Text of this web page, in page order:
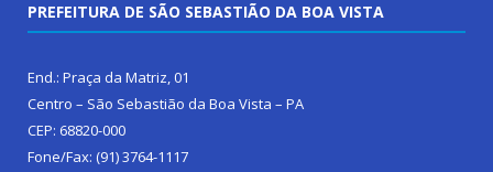
PREFEITURA DE SÃO SEBASTIÃO DA BOA VISTA
End.: Praça da Matriz, 01
Centro – São Sebastião da Boa Vista – PA
CEP: 68820-000
Fone/Fax: (91) 3764-1117